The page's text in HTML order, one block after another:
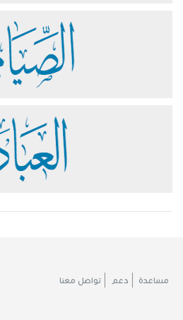
مساعدة دعم تواصل معنا